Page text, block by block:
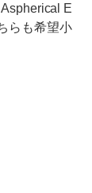
E
らも希望小